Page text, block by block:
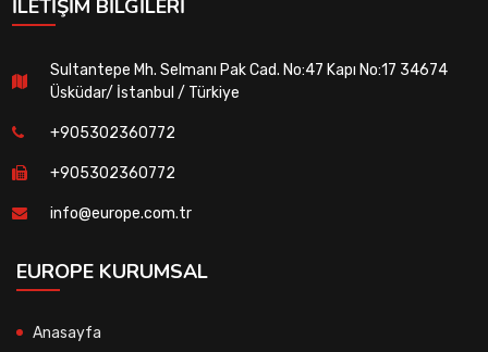
İLETIŞIM BILGILERI
Sultantepe Mh. Selmanı Pak Cad. No:47 Kapı No:17 34674
Üsküdar/ İstanbul / Türkiye
+905302360772
+905302360772
info@europe.com.tr
EUROPE KURUMSAL
Anasayfa